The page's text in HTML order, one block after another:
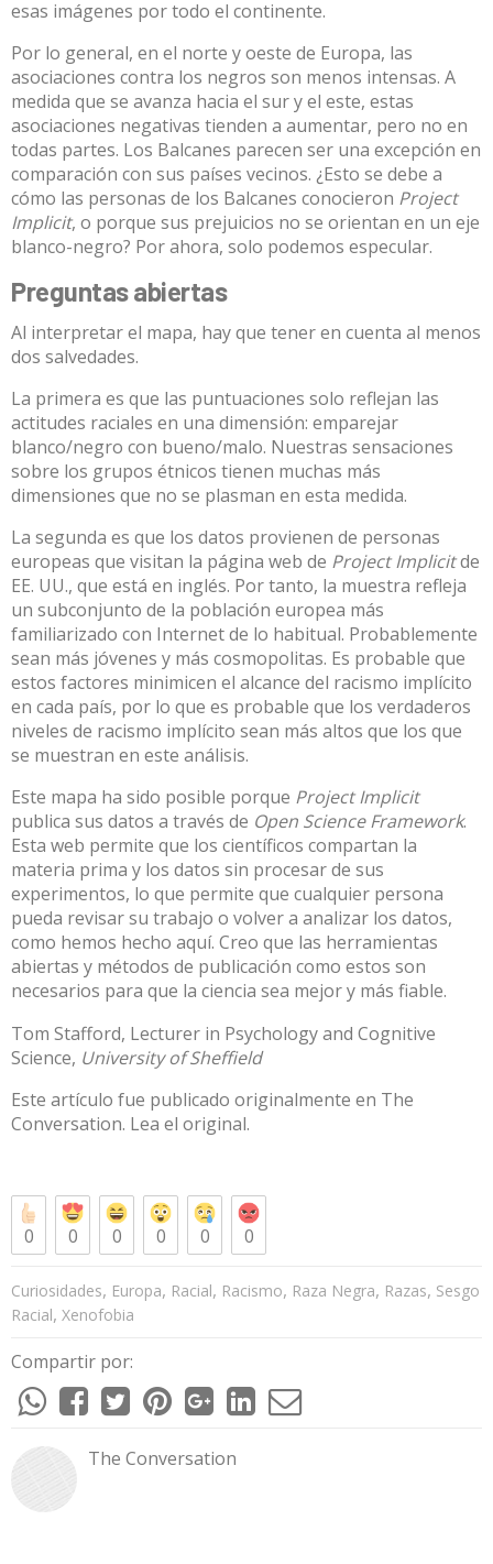
esas imágenes por todo el continente.
Por lo general, en el norte y oeste de Europa, las
asociaciones contra los negros son menos intensas. A
medida que se avanza hacia el sur y el este, estas
asociaciones negativas tienden a aumentar, pero no en
todas partes. Los Balcanes parecen ser una excepción en
comparación con sus países vecinos. ¿Esto se debe a
cómo las personas de los Balcanes conocieron Project
Implicit, o porque sus prejuicios no se orientan en un eje
blanco-negro? Por ahora, solo podemos especular.
Preguntas abiertas
Al interpretar el mapa, hay que tener en cuenta al menos
dos salvedades.
La primera es que las puntuaciones solo reflejan las
actitudes raciales en una dimensión: emparejar
blanco/negro con bueno/malo. Nuestras sensaciones
sobre los grupos étnicos tienen muchas más
dimensiones que no se plasman en esta medida.
La segunda es que los datos provienen de personas
europeas que visitan la página web de Project Implicitde
EE. UU., que está en inglés. Por tanto, la muestra refleja
un subconjunto de la población europea más
familiarizado con Internet de lo habitual. Probablemente
sean más jóvenes y más cosmopolitas. Es probable que
estos factores minimicen el alcance del racismo implícito
en cada país, por lo que es probable que los verdaderos
niveles de racismo implícito sean más altos que los que
se muestran en este análisis.
Este mapa ha sido posible porque Project Implicit
publica sus datos a través de Open Science Framework.
Esta web permite que los científicos compartan la
materia prima y los datos sin procesar de sus
experimentos, lo que permite que cualquier persona
pueda revisar su trabajo o volver a analizar los datos,
como hemos hecho aquí. Creo que las herramientas
abiertas y métodos de publicación como estos son
necesarios para que la ciencia sea mejor y más fiable.
Tom Stafford, Lecturer in Psychology and Cognitive
Science, University of Sheffield
Este artículo fue publicado originalmente en The
Conversation. Lea el original.
0 0 0 0 0 0
Curiosidades, Europa, Racial, Racismo, Raza Negra, Razas, Sesgo
Racial, Xenofobia
Compartir por:
The Conversation